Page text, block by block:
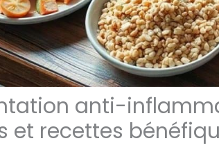
anti-
et recettes